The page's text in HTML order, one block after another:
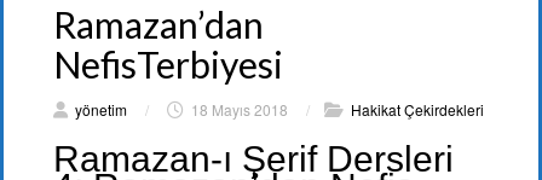
Ramazan’dan
NefisTerbiyesi
yönetim / 18 Mayıs 2018 / Hakikat Çekirdekleri
Ramazan-ı Şerif Dersleri